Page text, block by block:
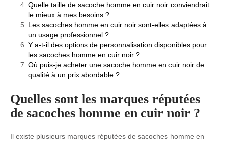
Quelle taille de sacoche homme en cuir noir conviendrait
le mieux à mes besoins ?
Les sacoches homme en cuir noir sont-elles adaptées à
un usage professionnel ?
Y a-t-il des options de personnalisation disponibles pour
les sacoches homme en cuir noir ?
Où puis-je acheter une sacoche homme en cuir noir de
qualité à un prix abordable ?
Quelles sont les marques réputées
de sacoches homme en cuir noir ?
Il existe plusieurs marques réputées de sacoches homme en